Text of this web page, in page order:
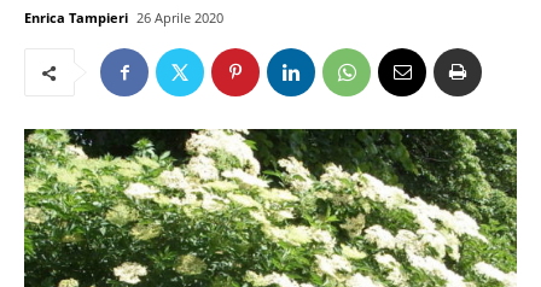
Enrica Tampieri 26 Aprile 2020